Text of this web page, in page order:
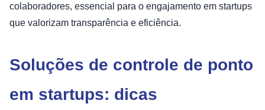
colaboradores, essencial para o engajamento em startups
que valorizam transparência e eficiência.
Soluções de controle de ponto
em startups: dicas